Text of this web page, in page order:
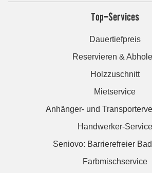
Top-Services
Dauertiefpreis
Reservieren &
Holzzuschnitt
Mietservice
Anhänger- und
Handwerker-Service
Seniovo: Barrierefreier
Farbmischservice